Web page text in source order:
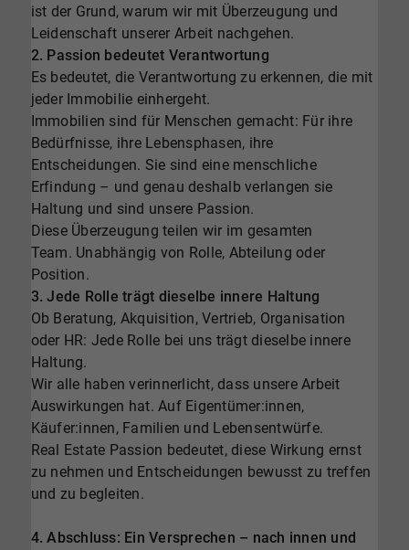
ist der Grund, warum wir mit Überzeugung und
Leidenschaft unserer Arbeit nachgehen.
2. Passion bedeutet Verantwortung
Es bedeutet, die Verantwortung zu erkennen, die mit
jeder Immobilie einhergeht.
Immobilien sind für Menschen gemacht: Für ihre
Bedürfnisse, ihre Lebensphasen, ihre
Entscheidungen. Sie sind eine menschliche
Erfindung – und genau deshalb verlangen sie
Haltung und sind unsere Passion.
Diese Überzeugung teilen wir im gesamten
Team. Unabhängig von Rolle, Abteilung oder
Position.
3. Jede Rolle trägt dieselbe innere Haltung
Ob Beratung, Akquisition, Vertrieb, Organisation
oder HR: Jede Rolle bei uns trägt dieselbe innere
Haltung.
Wir alle haben verinnerlicht, dass unsere Arbeit
Auswirkungen hat. Auf Eigentümer:innen,
Käufer:innen, Familien und Lebensentwürfe.
Real Estate Passion bedeutet, diese Wirkung ernst
zu nehmen und Entscheidungen bewusst zu treffen
und zu begleiten.
4. Abschluss: Ein Versprechen – nach innen und